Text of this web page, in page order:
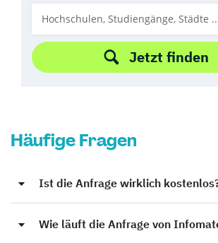
Jetzt finden
Häufige Fragen
Ist die Anfrage wirklich
Wie läuft die Anfrage von